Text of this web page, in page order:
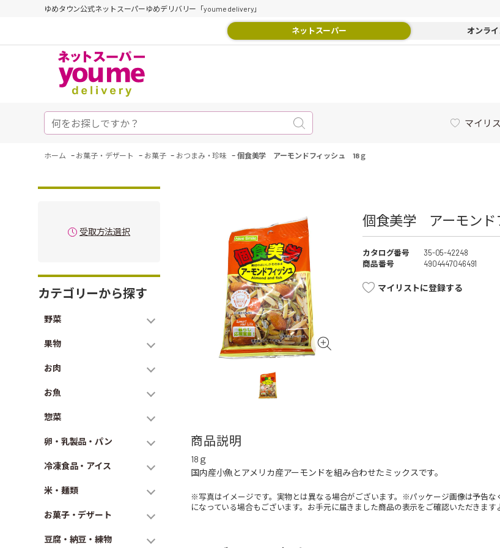
ゆめタウン公式ネットスーパーゆめデリバリー「youme delivery」
ネットスーパー オンラ
マイリ
ホーム - お菓子・デザート - お菓子 - おつまみ・珍味 - 個食美学 アーモンドフィッシュ 18ｇ
受取方法選択
カテゴリーから探す
野菜
果物
お肉
お魚
惣菜
卵・乳製品・パン
冷凍食品・アイス
米・麺類
お菓子・デザート
豆腐・納豆・練物
個食美学 アーモンド
カタログ番号
35-05-42248
商品番号
4904447046491
マイリストに登録する
商品説明
18ｇ
国内産小魚とアメリカ産アーモンドを組み合わせたミックスです。
※写真はイメージです。実物とは異なる場合がございます。※パッケージ画像は予告
になっている場合もございます。お手元に届きました商品の表示をご確認いただきます